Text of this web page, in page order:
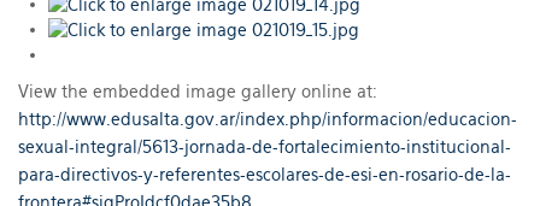
View the embedded image gallery online at:
http://www.edusalta.gov.ar/index.php/informacion/educacion-
sexual-integral/5613-jornada-de-fortalecimiento-institucional-
para-directivos-y-referentes-escolares-de-esi-en-rosario-de-la-